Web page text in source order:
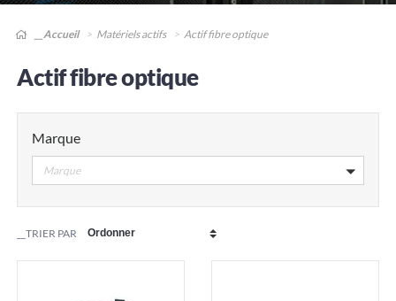
__Accueil Matériels actifs Actif fibre optique
Actif fibre optique
Marque
Marque
__TRIER PAR